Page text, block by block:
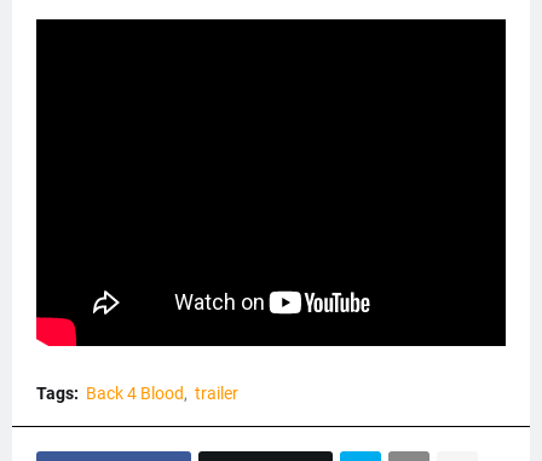
Tags: Back 4 Blood trailer